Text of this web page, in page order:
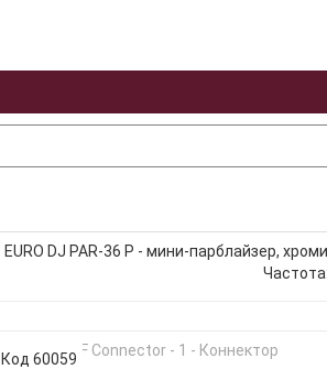
EURO DJ PAR-36 P - мини-парблайзер,
Код 60059